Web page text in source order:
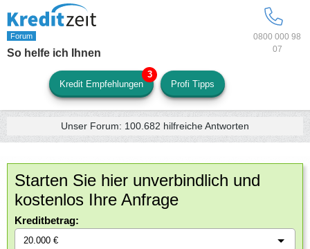
0800 000 98
07
So helfe ich Ihnen
Kredit Empfehlungen Profi Tipps
Unser Forum: 100.682 hilfreiche Antworten
Starten Sie hier unverbindlich und
kostenlos Ihre Anfrage
Kreditbetrag: